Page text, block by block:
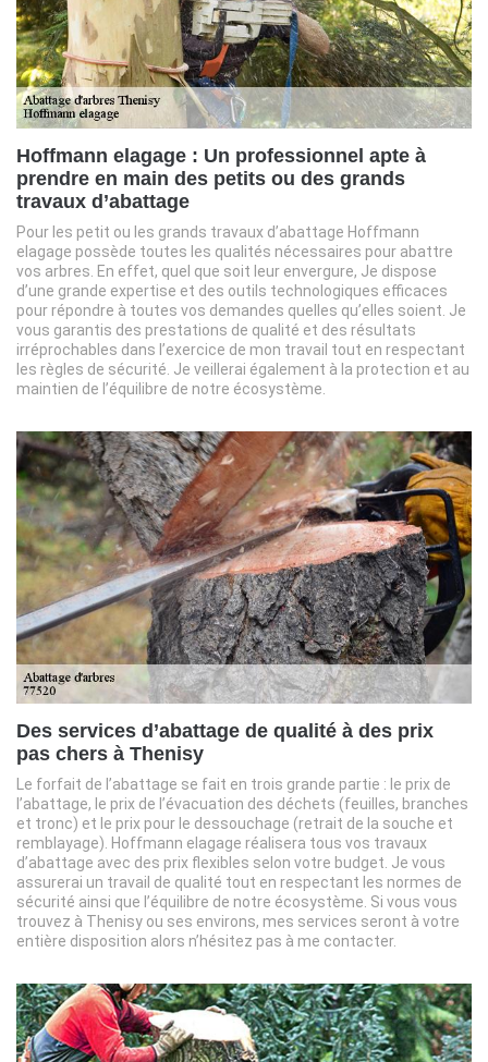
Hoffmann elagage : Un professionnel apte à
prendre en main des petits ou des grands
travaux d’abattage
Pour les petit ou les grands travaux d’abattage Hoffmann
elagage possède toutes les qualités nécessaires pour abattre
vos arbres. En effet, quel que soit leur envergure, Je dispose
d’une grande expertise et des outils technologiques efficaces
pour répondre à toutes vos demandes quelles qu’elles soient. Je
vous garantis des prestations de qualité et des résultats
irréprochables dans l’exercice de mon travail tout en respectant
les règles de sécurité. Je veillerai également à la protection et au
maintien de l’équilibre de notre écosystème.
Des services d’abattage de qualité à des prix
pas chers à Thenisy
Le forfait de l’abattage se fait en trois grande partie : le prix de
l’abattage, le prix de l’évacuation des déchets (feuilles, branches
et tronc) et le prix pour le dessouchage (retrait de la souche et
remblayage). Hoffmann elagage réalisera tous vos travaux
d’abattage avec des prix flexibles selon votre budget. Je vous
assurerai un travail de qualité tout en respectant les normes de
sécurité ainsi que l’équilibre de notre écosystème. Si vous vous
trouvez à Thenisy ou ses environs, mes services seront à votre
entière disposition alors n’hésitez pas à me contacter.